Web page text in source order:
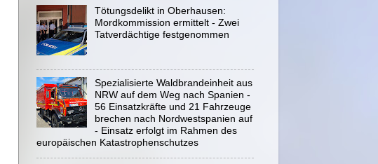
Tötungsdelikt in Oberhausen:
Mordkommission ermittelt - Zwei
Tatverdächtige festgenommen
Spezialisierte Waldbrandeinheit aus
NRW auf dem Weg nach Spanien -
56 Einsatzkräfte und 21 Fahrzeuge
brechen nach Nordwestspanien auf
- Einsatz erfolgt im Rahmen des
europäischen Katastrophenschutzes